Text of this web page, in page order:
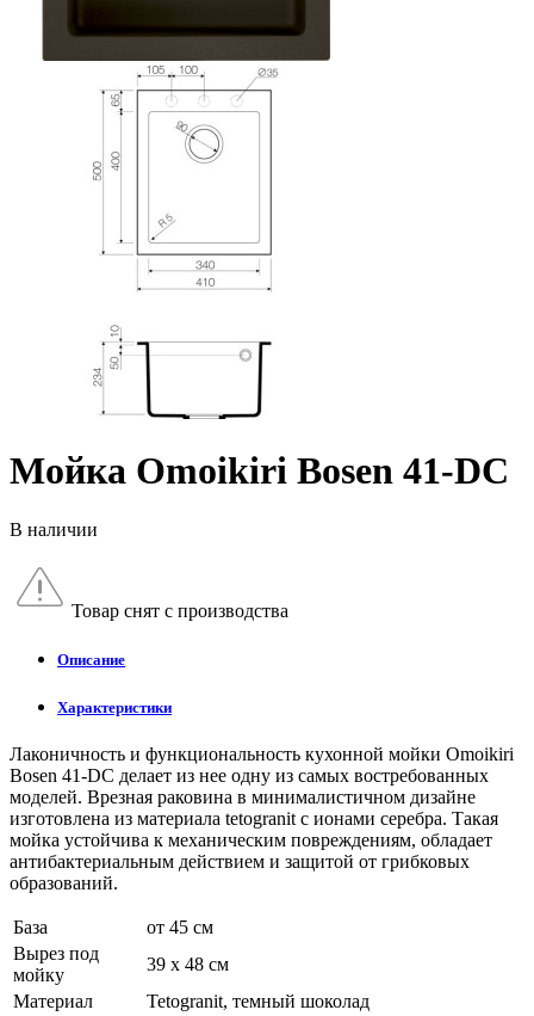
Мойка Omoikiri Bosen 41-DC
В наличии
Товар снят с производства
Описание
Характеристики
Лаконичность и функциональность кухонной мойки Omoikiri
Bosen 41-DC делает из нее одну из самых востребованных
моделей. Врезная раковина в минималистичном дизайне
изготовлена из материала tetogranit с ионами серебра. Такая
мойка устойчива к механическим повреждениям, обладает
антибактериальным действием и защитой от грибковых
образований.
База
от 45 см
Вырез под
мойку
39 x 48 см
Материал
Tetogranit, темный шоколад